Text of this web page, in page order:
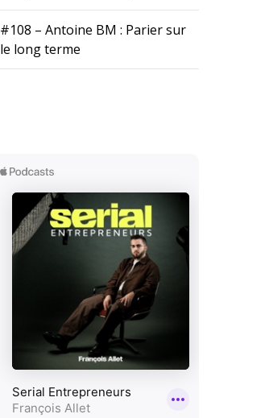
#108 – Antoine BM : Parier sur
le long terme